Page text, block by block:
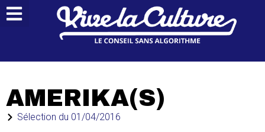
AMERIKA(S)
Sélection du 01/04/2016